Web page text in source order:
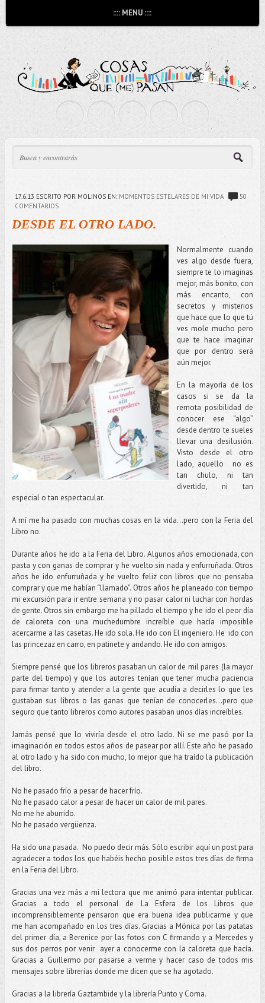
:::: MENU ::::
17.6.13 ESCRITO POR MOLINOS EN: MOMENTOS ESTELARES DE MI VIDA
50
COMENTARIOS
DESDE EL OTRO LADO.
Normalmente cuando
ves algo desde fuera,
siempre te lo imaginas
mejor, más bonito, con
más encanto, con
secretos y misterios
que hace que lo que tú
ves mole mucho pero
que te hace imaginar
que por dentro será
aún mejor.
En la mayoría de los
casos si se da la
remota posibilidad de
conocer ese “algo”
desde dentro te sueles
llevar una desilusión.
Visto desde el otro
lado, aquello no es
tan chulo, ni tan
divertido, ni tan
especial o tan espectacular.
A mí me ha pasado con muchas cosas en la vida…pero con la Feria del
Libro no.
Durante años he ido a la Feria del Libro. Algunos años emocionada, con
pasta y con ganas de comprar y he vuelto sin nada y enfurruñada. Otros
años he ido enfurruñada y he vuelto feliz con libros que no pensaba
comprar y que me habían “llamado”. Otros años he planeado con tiempo
mi excursión para ir entre semana y no pasar calor ni luchar con hordas
de gente. Otros sin embargo me ha pillado el tiempo y he ido el peor día
de caloreta con una muchedumbre increíble que hacía imposible
acercarme a las casetas. He ido sola. He ido con El ingeniero. He ido con
las princezaz en carro, en patinete y andando. He ido con amigos.
Siempre pensé que los libreros pasaban un calor de mil pares (la mayor
parte del tiempo) y que los autores tenían que tener mucha paciencia
para firmar tanto y atender a la gente que acudía a decirles lo que les
gustaban sus libros o las ganas que tenían de conocerles…pero que
seguro que tanto libreros como autores pasaban unos días increíbles.
Jamás pensé que lo viviría desde el otro lado. Ni se me pasó por la
imaginación en todos estos años de pasear por allí. Este año he pasado
al otro lado y ha sido con mucho, lo mejor que ha traído la publicación
del libro.
No he pasado frío a pesar de hacer frío.
No he pasado calor a pesar de hacer un calor de mil pares.
No me he aburrido.
No he pasado vergüenza.
Ha sido una pasada. No puedo decir más. Sólo escribir aquí un post para
agradecer a todos los que habéis hecho posible estos tres días de firma
en la Feria del Libro.
Gracias una vez más a mi lectora que me animó para intentar publicar.
Gracias a todo el personal de La Esfera de los Libros que
incomprensiblemente pensaron que era buena idea publicarme y que
me han acompañado en los tres días. Gracias a Mónica por las patatas
del primer día, a Berenice por las fotos con C firmando y a Mercedes y
sus dos perros por venir ayer a conocerme con la caloreta que hacía.
Gracias a Guillermo por pasarse a verme y hacer caso de todos mis
mensajes sobre librerías donde me dicen que se ha agotado.
Gracias a la librería Gaztambide y la librería Punto y Coma.